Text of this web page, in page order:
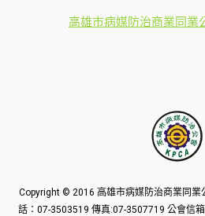
高雄市病媒防治商業同業
Copyright © 2016 高雄市病媒防治商業同業
話：07-3503519 傳真:07-3507719 公會信